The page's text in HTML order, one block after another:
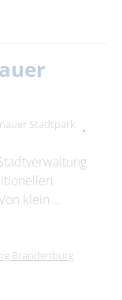
Stadtpark
klein …
Brandenburg